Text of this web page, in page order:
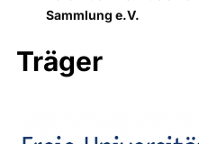
Sammlung e.V.
Träger